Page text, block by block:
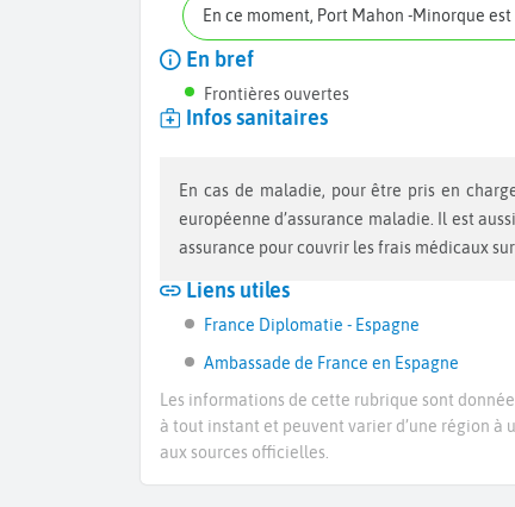
En ce moment, Port Mahon -Minorque
En bref
Frontières ouvertes
Infos sanitaires
En cas de maladie, pour être pris en charge par la sécurité sociale vous devez vous munir d’une carte
européenne d’assurance maladie. Il est
assurance pour couvrir les frais médicaux sur
Liens utiles
France Diplomatie - Espagne
Ambassade de France en Espagne
Les informations de cette rubrique sont
à tout instant et peuvent varier d’une région à
aux sources officielles.